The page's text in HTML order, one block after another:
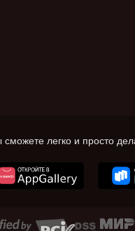
легко и просто